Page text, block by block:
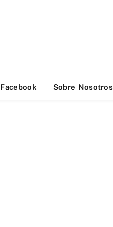
Facebook Sobre Nosotros